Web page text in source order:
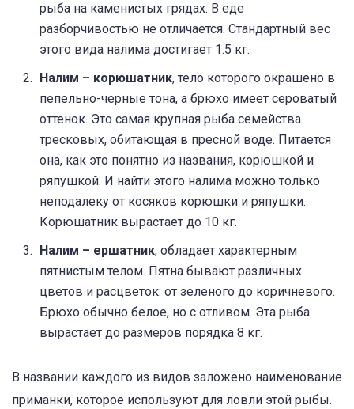
рыба на каменистых грядах. В еде
разборчивостью не отличается. Стандартный вес
этого вида налима достигает 1.5 кг.
Налим – корюшатник, тело которого окрашено в
пепельно-черные тона, а брюхо имеет сероватый
оттенок. Это самая крупная рыба семейства
тресковых, обитающая в пресной воде. Питается
она, как это понятно из названия, корюшкой и
ряпушкой. И найти этого налима можно только
неподалеку от косяков корюшки и ряпушки.
Корюшатник вырастает до 10 кг.
Налим – ершатник, обладает характерным
пятнистым телом. Пятна бывают различных
цветов и расцветок: от зеленого до коричневого.
Брюхо обычно белое, но с отливом. Эта рыба
вырастает до размеров порядка 8 кг.
В названии каждого из видов заложено наименование
приманки, которое используют для ловли этой рыбы.